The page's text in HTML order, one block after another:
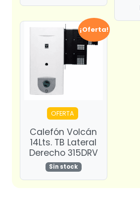
¡Oferta!
OFERTA
Calefón Volcán
14Lts. TB Lateral
Derecho 315DRV
Sin stock